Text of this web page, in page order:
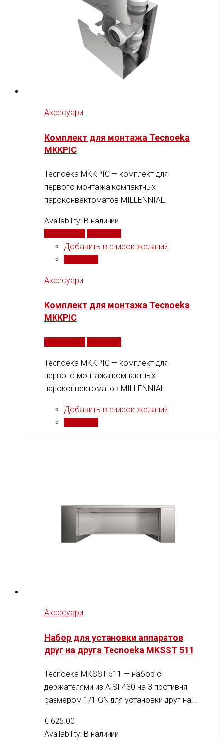
Аксесуари
Комплект для монтажа Tecnoeka
MKKPIC
Tecnoeka MKKPIC — комплект для
первого монтажа компактных
пароконвектоматов MILLENNIAL.
Availability: В наличии
Добавить в список желаний
Аксесуари
Комплект для монтажа Tecnoeka
MKKPIC
Tecnoeka MKKPIC — комплект для
первого монтажа компактных
пароконвектоматов MILLENNIAL.
Добавить в список желаний
Аксесуари
Набор для установки аппаратов
друг на друга Tecnoeka MKSST 511
Tecnoeka MKSST 511 — набор с
держателями из AISI 430 на 3 противня
размером 1/1 GN для установки друг на...
€ 625.00
Availability: В наличии